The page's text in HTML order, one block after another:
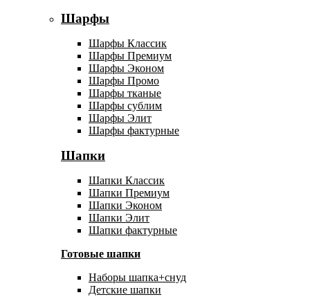
Шарфы
Шарфы Классик
Шарфы Премиум
Шарфы Эконом
Шарфы Промо
Шарфы тканые
Шарфы сублим
Шарфы Элит
Шарфы фактурные
Шапки
Шапки Классик
Шапки Премиум
Шапки Эконом
Шапки Элит
Шапки фактурные
Готовые шапки
Наборы шапка+снуд
Детские шапки